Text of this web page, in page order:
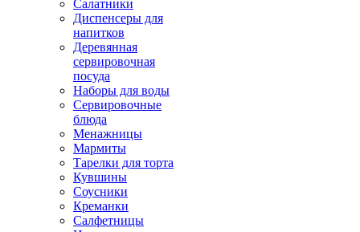
Салатники
Диспенсеры для
напитков
Деревянная
сервировочная
посуда
Наборы для воды
Сервировочные
блюда
Менажницы
Мармиты
Тарелки для торта
Кувшины
Соусники
Креманки
Салфетницы